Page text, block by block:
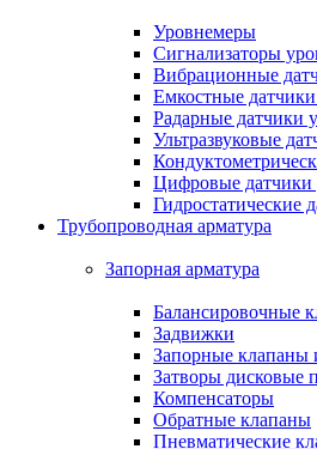
Уровнемеры
Сигнализаторы
Вибрационные
Емкостные
Радарные датчики
Ультразвуковые
Цифровые датчики
Гидростатические
Трубопроводная арматура
Запорная арматура
Балансировочные
Задвижки
Запорные клапаны
Затворы дисковые
Компенсаторы
Обратные клапаны
Пневматические